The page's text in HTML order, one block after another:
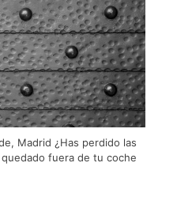
Madrid ¿Has perdido las
fuera de tu coche